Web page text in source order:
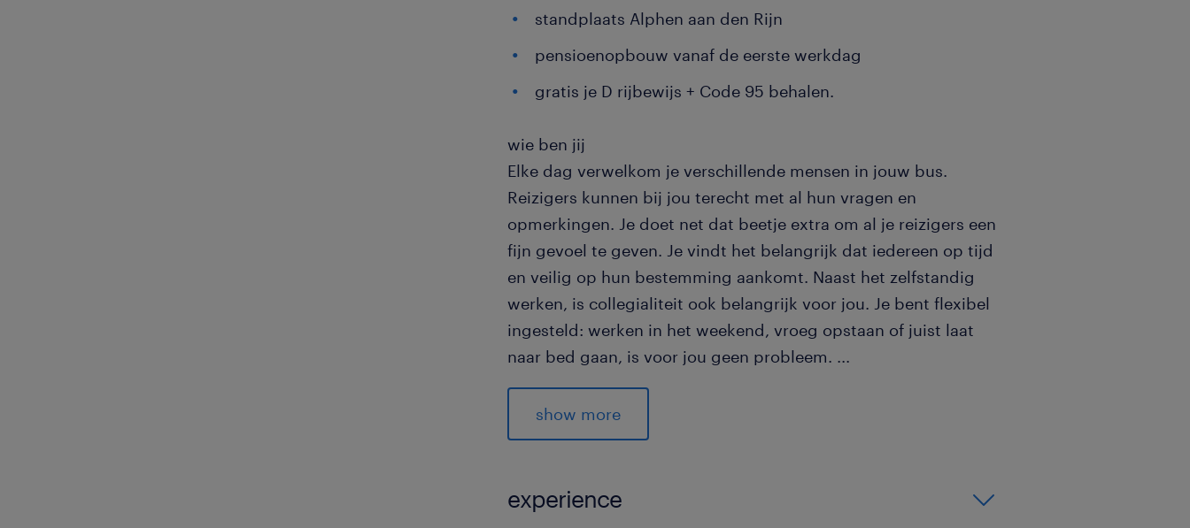
standplaats Alphen aan den Rijn
pensioenopbouw vanaf de eerste werkdag
gratis je D rijbewijs + Code 95 behalen.
wie ben jij
Elke dag verwelkom je verschillende mensen in jouw bus.
Reizigers kunnen bij jou terecht met al hun vragen en
opmerkingen. Je doet net dat beetje extra om al je reizigers een
fijn gevoel te geven. Je vindt het belangrijk dat iedereen op tijd
en veilig op hun bestemming aankomt. Naast het zelfstandig
werken, is collegialiteit ook belangrijk voor jou. Je bent flexibel
ingesteld: werken in het weekend, vroeg opstaan of juist laat
naar bed gaan, is voor jou geen probleem. ...
Denk jij na het lezen: Dat klopt als een bus? Dan ben jij vast een
geschikte kandidaat als buschauffeur voor Qbuzz:
Taalvaardig: Je spreekt, begrijpt en leest goed Nederlands
show more
experience